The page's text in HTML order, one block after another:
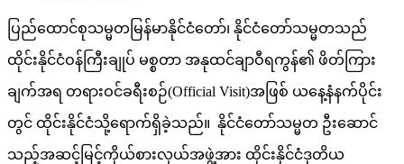
ပြည်ထောင်စုသမ္မတမြန်မာနိုင်ငံတော်၊ နိုင်ငံတော်သမ္မတသည်
ထိုင်းနိုင်ငံဝန်ကြီးချုပ် မစ္စတာ အနုထင်ချာဝီရကွန်၏ ဖိတ်ကြား
ချက်အရ တရားဝင်ခရီးစဉ်(Official Visit)အဖြစ် ယနေ့နံနက်ပိုင်း
တွင် ထိုင်းနိုင်ငံသို့ရောက်ရှိခဲ့သည်။ နိုင်ငံတော်သမ္မတ ဦးဆောင်
သည့်အဆင့်မြင့်ကိုယ်စားလှယ်အဖွဲ့အား ထိုင်းနိုင်ငံဒုတိယ